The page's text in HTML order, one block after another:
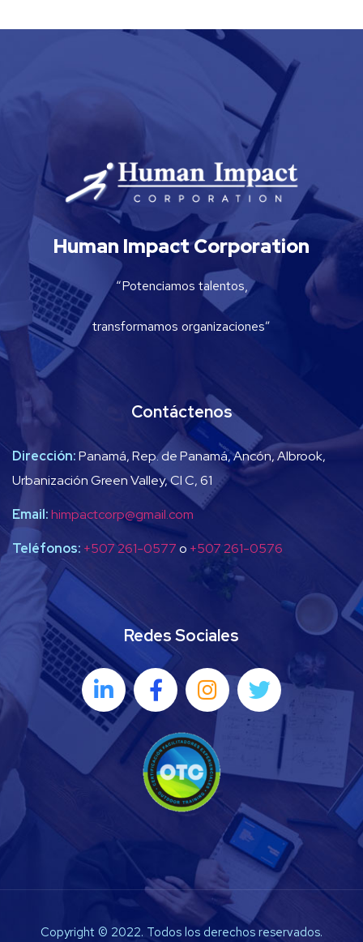
Human Impact Corporation
“Potenciamos talentos,
transformamos organizaciones”
Contáctenos
Dirección:Panamá, Rep. de Panamá, Ancón, Albrook,
Urbanización Green Valley, Cl C, 61
Email:himpactcorp@gmail.com
Teléfonos: +507 261-0577o +507 261-0576
Redes Sociales
Copyright © 2022. Todos los derechos reservados.